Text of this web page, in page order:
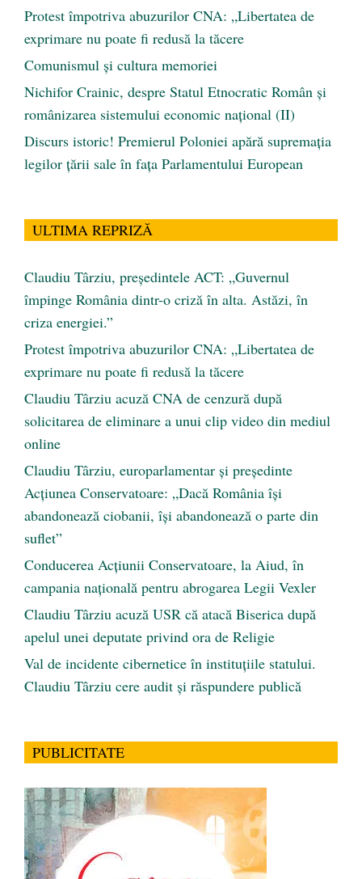
Protest împotriva abuzurilor CNA: „Libertatea de
exprimare nu poate fi redusă la tăcere
Comunismul şi cultura memoriei
Nichifor Crainic, despre Statul Etnocratic Român şi
românizarea sistemului economic naţional (II)
Discurs istoric! Premierul Poloniei apără supremația
legilor țării sale în fața Parlamentului European
ULTIMA REPRIZĂ
Claudiu Târziu, președintele ACT: „Guvernul
împinge România dintr-o criză în alta. Astăzi, în
criza energiei.”
Protest împotriva abuzurilor CNA: „Libertatea de
exprimare nu poate fi redusă la tăcere
Claudiu Târziu acuză CNA de cenzură după
solicitarea de eliminare a unui clip video din mediul
online
Claudiu Târziu, europarlamentar și președinte
Acțiunea Conservatoare: „Dacă România își
abandonează ciobanii, își abandonează o parte din
suflet”
Conducerea Acțiunii Conservatoare, la Aiud, în
campania națională pentru abrogarea Legii Vexler
Claudiu Târziu acuză USR că atacă Biserica după
apelul unei deputate privind ora de Religie
Val de incidente cibernetice în instituțiile statului.
Claudiu Târziu cere audit și răspundere publică
PUBLICITATE